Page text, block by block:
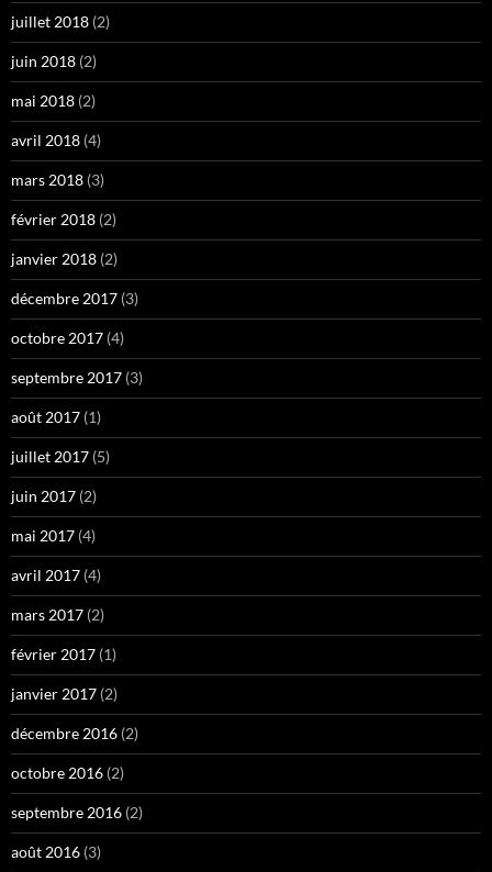
juillet 2018 (2)
juin 2018 (2)
mai 2018 (2)
avril 2018 (4)
mars 2018 (3)
février 2018 (2)
janvier 2018 (2)
décembre 2017 (3)
octobre 2017 (4)
septembre 2017 (3)
août 2017 (1)
juillet 2017 (5)
juin 2017 (2)
mai 2017 (4)
avril 2017 (4)
mars 2017 (2)
février 2017 (1)
janvier 2017 (2)
décembre 2016 (2)
octobre 2016 (2)
septembre 2016 (2)
août 2016 (3)